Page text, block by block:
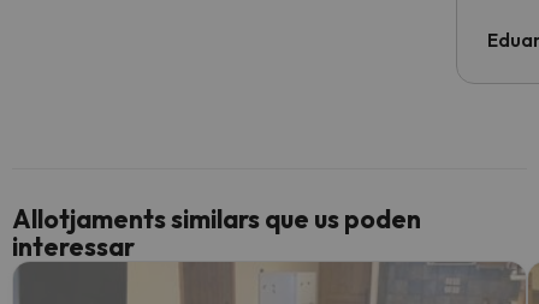
Allotjaments similars que us poden
interessar